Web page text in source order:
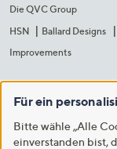
Die QVC Group
HSN
Ballard Designs
Improvements
Für ein
Bitte wähle „Alle
einverstanden bist,